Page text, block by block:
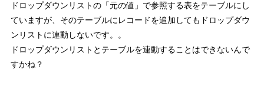
ドロップダウンリストの「元の値」で参照する表をテーブルにし
ていますが、そのテーブルにレコードを追加してもドロップダウ
ンリストに連動しないです。。
ドロップダウンリストとテーブルを連動することはできないんで
すかね？